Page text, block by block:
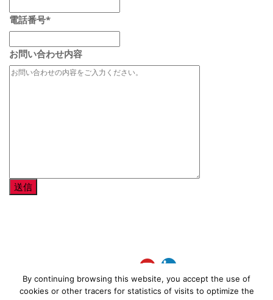
電話番号*
お問い合わせ内容
Contact © 2022 ENEOS TotalEnergies
By continuing browsing this website, you accept the use of
cookies or other tracers for statistics of visits to optimize the